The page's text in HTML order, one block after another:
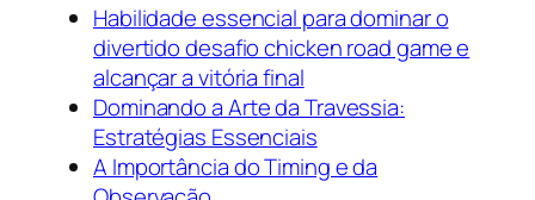
Habilidade essencial para dominar o
divertido desafio chicken road game e
alcançar a vitória final
Dominando a Arte da Travessia:
Estratégias Essenciais
A Importância do Timing e da